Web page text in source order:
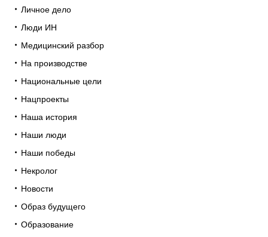
Личное дело
Люди ИН
Медицинский разбор
На производстве
Национальные цели
Нацпроекты
Наша история
Наши люди
Наши победы
Некролог
Новости
Образ будущего
Образование